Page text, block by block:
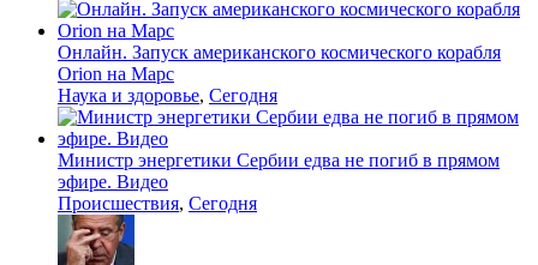
Онлайн. Запуск американского космического корабля
Orion на Марс
Наука и здоровье, Сегодня
Министр энергетики Сербии едва не погиб в прямом
эфире. Видео
Происшествия, Сегодня